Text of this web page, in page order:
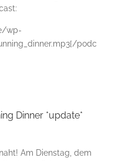
wp-
podc
Dinner *update*
Am Dienstag, dem